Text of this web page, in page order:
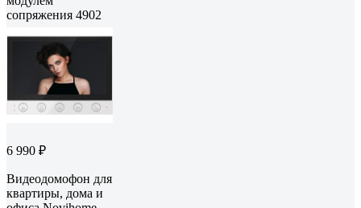
сопряжения 4902
6 990 ₽
Видеодомофон для
квартиры, дома и